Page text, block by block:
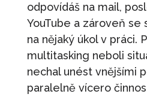
odpovídáš na mail,
YouTube a zároveň se
na nějaký úkol v práci.
multitasking neboli
nechal unést vnějšími
paralelně vícero
890 Kč
Karta:
100Kč
Zdravá